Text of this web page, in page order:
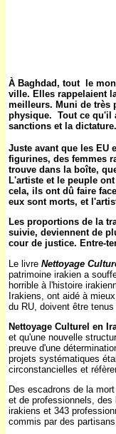
À Baghdad, tout le
ville. Elles rappelaient
meilleurs. Muni de très
physique. Tout ce qu'il
sanctions et la dictature.
Juste avant que les EU
figurines, des femmes
trouve dans la boîte,
L'artiste et le peuple
cela, ils ont dû faire
eux sont morts, et
Les proportions de la
suivie, deviennent de
cour de justice. Entre-
Le livre Nettoyage
patrimoine irakien a
horrible à l'histoire
Irakiens, ont aidé à
du RU, doivent être tenus
Nettoyage Culturel en
et qu'une nouvelle
preuve d'une
projets systématiques
circonstancielles et
Des escadrons de la
et de professionnels,
irakiens et 343
commis par des